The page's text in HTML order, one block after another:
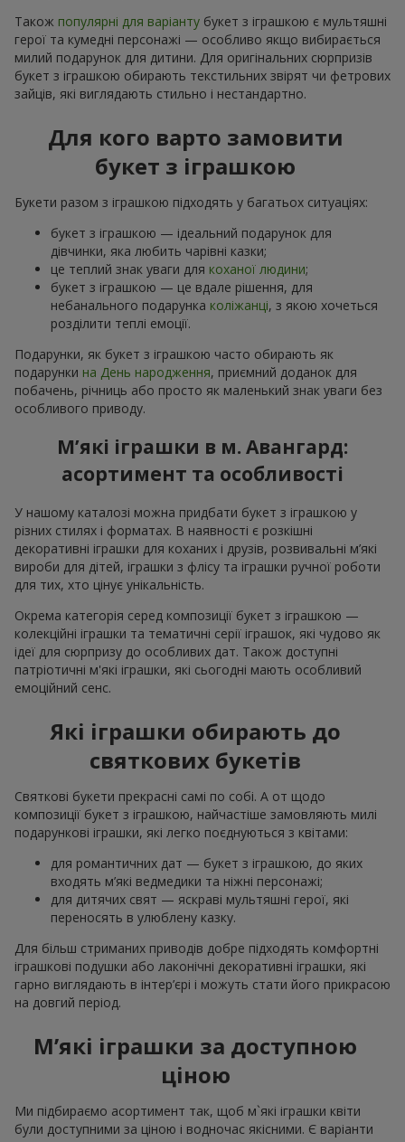
Також популярні для варіанту букет з іграшкою є мультяшні
герої та кумедні персонажі — особливо якщо вибирається
милий подарунок для дитини. Для оригінальних сюрпризів
букет з іграшкою обирають текстильних звірят чи фетрових
зайців, які виглядають стильно і нестандартно.
Для кого варто замовити
букет з іграшкою
Букети разом з іграшкою підходять у багатьох ситуаціях:
букет з іграшкою — ідеальний подарунок для
дівчинки, яка любить чарівні казки;
це теплий знак уваги для коханої людини;
букет з іграшкою — це вдале рішення, для
небанального подарунка коліжанці, з якою хочеться
розділити теплі емоції.
Подарунки, як букет з іграшкою часто обирають як
подарунки на День народження, приємний доданок для
побачень, річниць або просто як маленький знак уваги без
особливого приводу.
М’які іграшки в м. Авангард:
асортимент та особливості
У нашому каталозі можна придбати букет з іграшкою у
різних стилях і форматах. В наявності є розкішні
декоративні іграшки для коханих і друзів, розвивальні м’які
вироби для дітей, іграшки з флісу та іграшки ручної роботи
для тих, хто цінує унікальність.
Окрема категорія серед композиції букет з іграшкою —
колекційні іграшки та тематичні серії іграшок, які чудово як
ідеї для сюрпризу до особливих дат. Також доступні
патріотичні м'які іграшки, які сьогодні мають особливий
емоційний сенс.
Які іграшки обирають до
святкових букетів
Святкові букети прекрасні самі по собі. А от щодо
композиції букет з іграшкою, найчастіше замовляють милі
подарункові іграшки, які легко поєднуються з квітами:
для романтичних дат — букет з іграшкою, до яких
входять м’які ведмедики та ніжні персонажі;
для дитячих свят — яскраві мультяшні герої, які
переносять в улюблену казку.
Для більш стриманих приводів добре підходять комфортні
іграшкові подушки або лаконічні декоративні іграшки, які
гарно виглядають в інтер’єрі і можуть стати його прикрасою
на довгий період.
М’які іграшки за доступною
ціною
Ми підбираємо асортимент так, щоб м`які іграшки квіти
були доступними за ціною і водночас якісними. Є варіанти